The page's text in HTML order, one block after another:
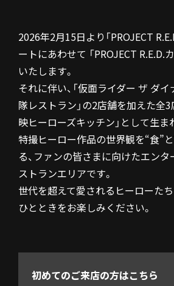
2026年2月15日より「PROJECT
ートにあわせて 「PROJECT R.E.D.
いたします。
それに伴い、「仮面ライダー ザ ダイ
隊レストラン」の2店舗を加えた全3
映ヒーローズキッチン」として生ま
特撮ヒーロー作品の世界観を“食”
る、ファンの皆さまに向けたエン
ストランエリアです。
世代を超えて愛されるヒーローた
ひとときをお楽しみください。
初めてのご来店の方はこちら